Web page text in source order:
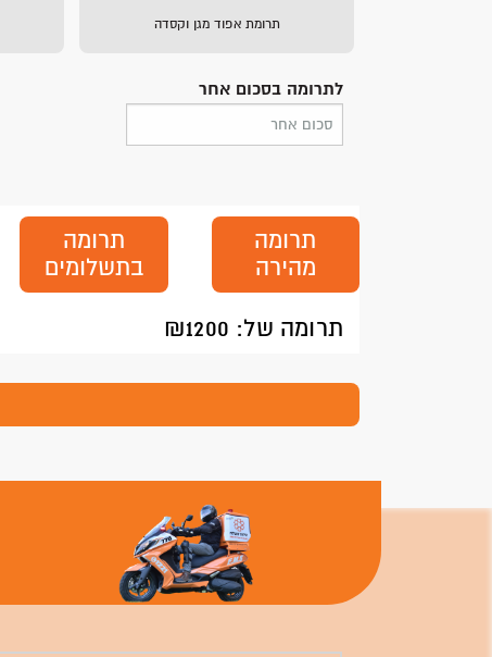
תרומת אפוד מגן וקסדה
לתרומה בסכום אחר
תרומה
מהירה
תרומה
בתשלומים
תרומה של: ₪ 1200